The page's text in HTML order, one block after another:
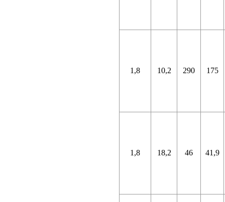
1,8 10,2 290 175
1,8 18,2 46 41,9